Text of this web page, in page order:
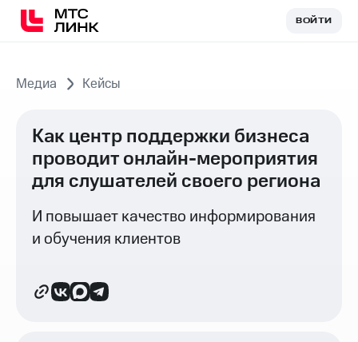
ВОЙТИВОЙТИ
Медиа Кейсы
Как центр поддержки бизнеса
проводит онлайн-мероприятия
для слушателей своего региона
И повышает качество информирования
и обучения клиентов